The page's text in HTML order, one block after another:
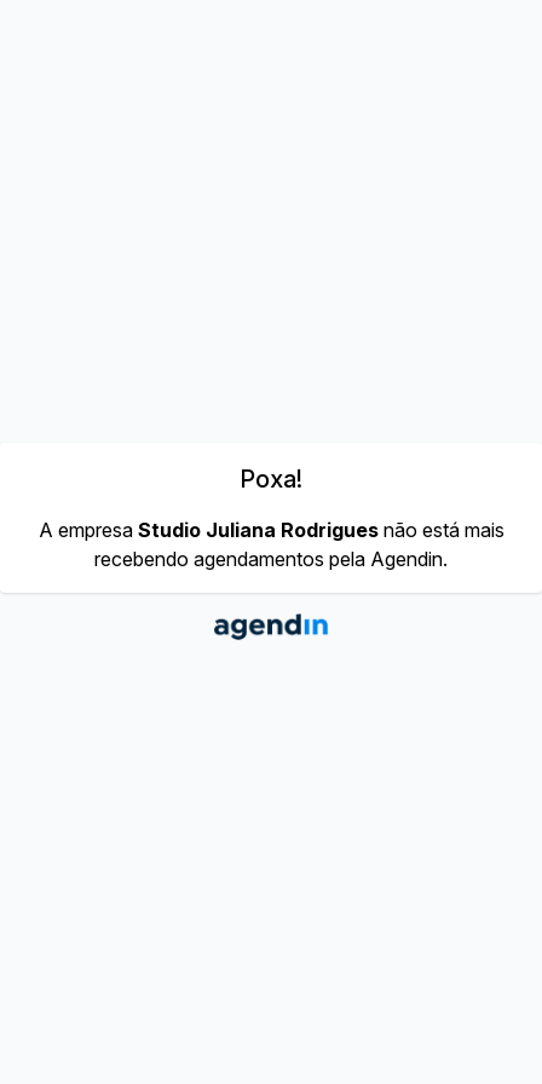
Poxa!
A empresa Studio Juliana Rodriguesnão está mais
recebendo agendamentos pela Agendin.